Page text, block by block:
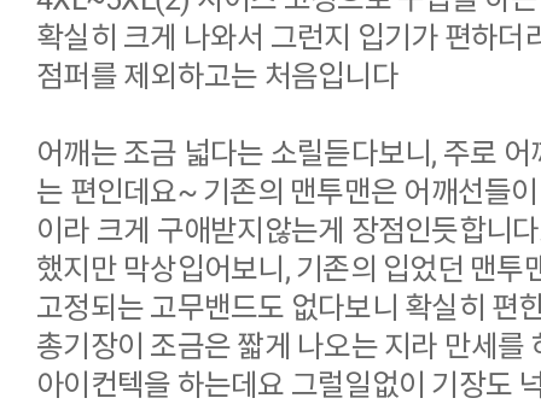
확실히 크게 나와서 그런지 입기가 편하더
점퍼를 제외하고는 처음입니다
어깨는 조금 넓다는 소릴듣다보니, 주로
는 편인데요~ 기존의 맨투맨은 어깨선들
이라 크게 구애받지않는게 장점인듯합니
했지만 막상입어보니, 기존의 입었던 맨투
고정되는 고무밴드도 없다보니 확실히 편
총기장이 조금은 짧게 나오는 지라 만세를
아이컨텍을 하는데요 그럴일없이 기장도